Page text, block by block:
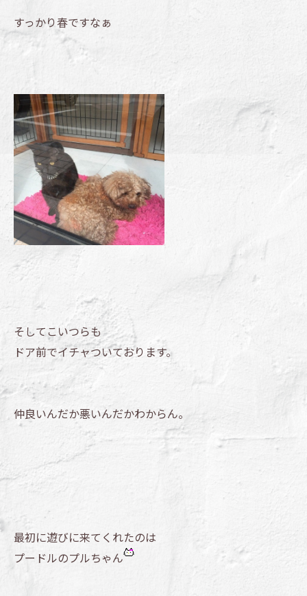
すっかり春ですなぁ
そしてこいつらも
ドア前でイチャついております。
仲良いんだか悪いんだかわからん。
最初に遊びに来てくれたのは
プードルのプルちゃん